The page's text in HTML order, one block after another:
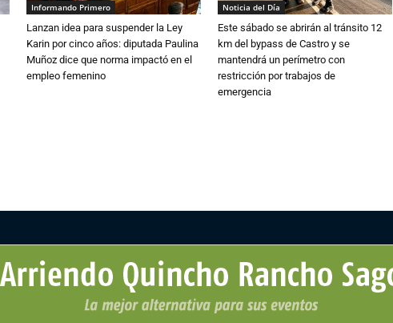
Informando Primero
Lanzan idea para suspender la Ley
Karin por cinco años: diputada Paulina
Muñoz dice que norma impactó en el
empleo femenino
Noticia del Día
Este sábado se abrirán al tránsito 12
km del bypass de Castro y se
mantendrá un perímetro con
restricción por trabajos de
emergencia